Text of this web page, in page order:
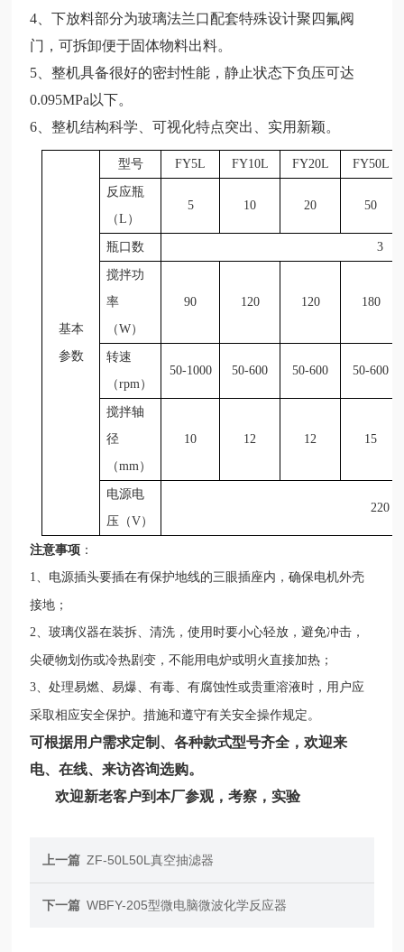
4、下放料部分为玻璃法兰口配套特殊设计聚四氟阀
门，可拆卸便于固体物料出料。
5、整机具备很好的密封性能，静止状态下负压可达
0.095MPa以下。
6、整机结构科学、可视化特点突出、实用新颖。
基本
参数
型号 FY5L FY10L FY20L FY50L
反应瓶
（L）
5 10 20 50
瓶口数 3
搅拌功
率
（W）
90 120 120 180
转速
（rpm）
50-1000 50-600 50-600 50-600
搅拌轴
径
（mm）
10 12 12 15
电源电
压（V）
220
注意事项 ：
1、电源插头要插在有保护地线的三眼插座内，确保电机外壳
接地；
2、玻璃仪器在装拆、清洗，使用时要小心轻放，避免冲击，
尖硬物划伤或冷热剧变，不能用电炉或明火直接加热；
3、处理易燃、易爆、有毒、有腐蚀性或贵重溶液时，用户应
采取相应安全保护。措施和遵守有关安全操作规定 。
可根据用户需求定制、各种款式型号齐全，欢迎来
电、在线、来访咨询选购。
欢迎新老客户到本厂参观，考察，实验
上一篇 ZF-50L50L真空抽滤器
下一篇 WBFY-205型微电脑微波化学反应器